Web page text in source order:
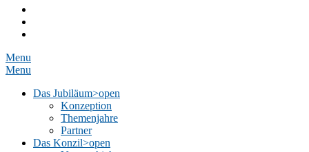
Menu
Menu
Das Jubiläum>open
Konzeption
Themenjahre
Partner
Das Konzil>open